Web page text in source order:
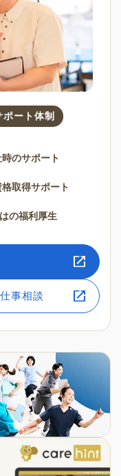
ート体制
時のサポート
格取得サポート
の福利厚生
事相談